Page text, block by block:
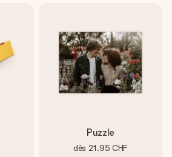
Puzzle
dès 21.95 CHF